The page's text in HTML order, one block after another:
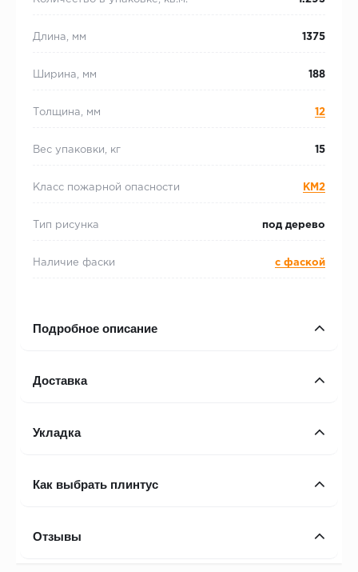
Длина, мм 1375
Ширина, мм 188
Толщина, мм 12
Вес упаковки, кг 15
Класс пожарной опасности КМ2
Тип рисунка под дерево
Наличие фаски с фаской
Подробное описание
Доставка
Укладка
Как выбрать плинтус
Отзывы